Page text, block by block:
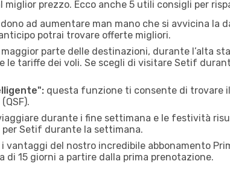
prezzo. Ecco anche 5 utili consigli per
ad aumentare man mano che si avvicina la
potrai trovare offerte migliori.
maggior parte delle destinazioni, durante l’alta
le tariffe dei voli. Se scegli di visitare Setif
questa funzione ti consente di trovare
durante i fine settimana e le festività
Setif durante la settimana.
vantaggi del nostro incredibile abbonamento
15 giorni a partire dalla prima prenotazione.